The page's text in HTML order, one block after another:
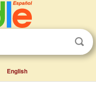
English